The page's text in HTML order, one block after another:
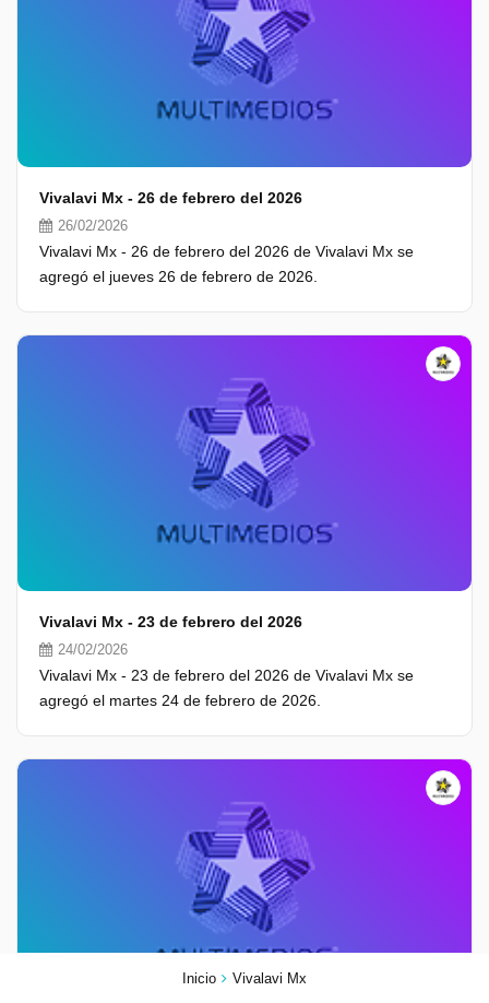
Inicio Vivalavi Mx
Vivalavi Mx - 26 de febrero del 2026
26/02/2026
Vivalavi Mx - 26 de febrero del 2026 de Vivalavi Mx se
agregó el jueves 26 de febrero de 2026.
Vivalavi Mx - 23 de febrero del 2026
24/02/2026
Vivalavi Mx - 23 de febrero del 2026 de Vivalavi Mx se
agregó el martes 24 de febrero de 2026.